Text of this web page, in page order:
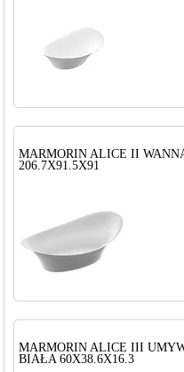
MARMORIN ALICE II
206.7X91.5X91
MARMORIN ALICE III
BIAŁA 60X38.6X16.3